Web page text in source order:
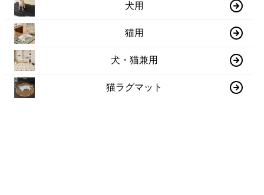
犬用
猫用
犬・猫兼用
猫ラグマット